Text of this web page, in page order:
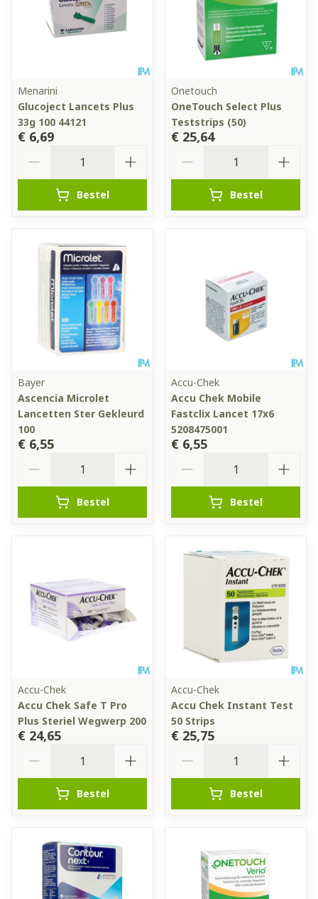
Menarini
Glucoject Lancets Plus
33g 100 44121
€ 6,69
Bestel
Onetouch
OneTouch Select Plus
Teststrips (50)
€ 25,64
Bestel
Bayer
Ascencia Microlet
Lancetten Ster Gekleurd
100
€ 6,55
Bestel
Accu-Chek
Accu Chek Mobile
Fastclix Lancet 17x6
5208475001
€ 6,55
Bestel
Accu-Chek
Accu Chek Safe T Pro
Plus Steriel Wegwerp 200
€ 24,65
Bestel
Accu-Chek
Accu Chek Instant Test
50 Strips
€ 25,75
Bestel